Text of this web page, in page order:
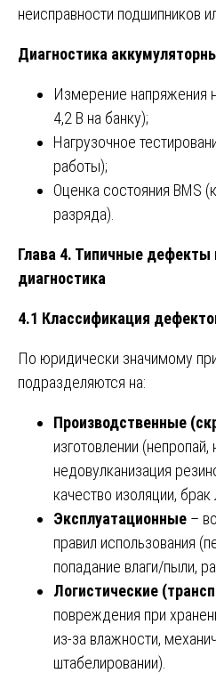
неисправности подшипников
Диагностика
Измерение напряжения
4,2 В на банку);
Нагрузочное
работы);
Оценка состояния BMS
разряда).
Глава 4. Типичные
диагностика
4.1 Классификация
По юридически значимому
подразделяются на:
Производственные
изготовлении (непропай,
недовулканизация
качество изоляции,
Эксплуатационные –
правил использования
попадание влаги/пыли,
Логистические
повреждения при
из-за влажности,
штабелировании).